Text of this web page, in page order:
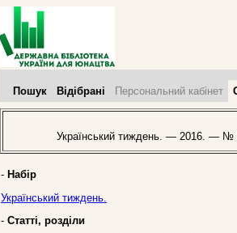
Пошук Відібрані Персональний кабінет
Український тиждень. — 2016. — №
- Набір
Український тиждень.
- Статті, розділи